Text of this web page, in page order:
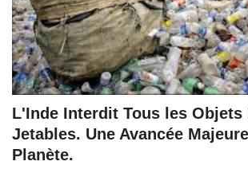
L'Inde Interdit Tous les Objets
Jetables. Une Avancée
Planète.